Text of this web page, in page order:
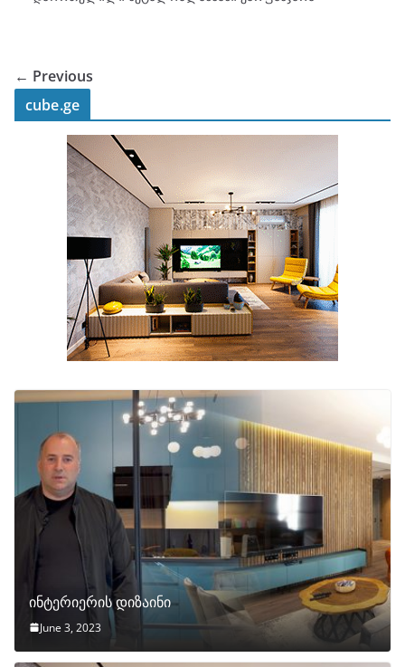
← Previous
cube.ge
ინტერიერის დიზაინი
June 3, 2023